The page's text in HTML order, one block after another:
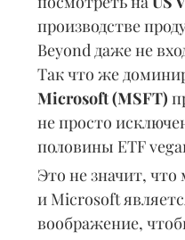
производстве
Beyond даже не
Так что же
Microsoft (MSFT)
не просто
половины ETF
Это не значит,
и Microsoft
воображение,